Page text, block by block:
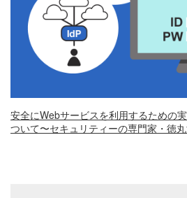
安全にWebサービスを利用するための
ついて〜セキュリティーの専門家・徳